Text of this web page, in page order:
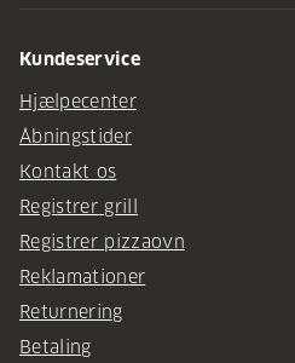
Kundeservice
Hjælpecenter
Åbningstider
Kontakt os
Registrer grill
Registrer pizzaovn
Reklamationer
Returnering
Betaling